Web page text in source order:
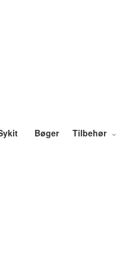
Bøger Tilbehør